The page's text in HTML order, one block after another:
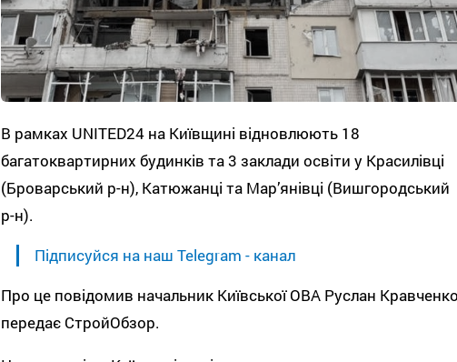
В рамках UNITED24 на Київщині відновлюють 18
багатоквартирних будинків та 3 заклади освіти у Красилівці
(Броварський р-н), Катюжанці та Мар’янівці (Вишгородський
р-н).
Підписуйся на наш Telegram - канал
Про це повідомив начальник Київської ОВА Руслан
передає СтройОбзор.